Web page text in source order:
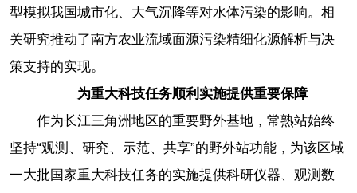
型模拟我国城市化、大气沉降等对水体污染的影响。相
关研究推动了南方农业流域面源污染精细化源解析与决
策支持的实现。
为重大科技任务顺利实施提供重要保障
作为长江三角洲地区的重要野外基地，常熟站始终
坚持“观测、研究、示范、共享”的野外站功能，为该区域
一大批国家重大科技任务的实施提供科研仪器、观测数